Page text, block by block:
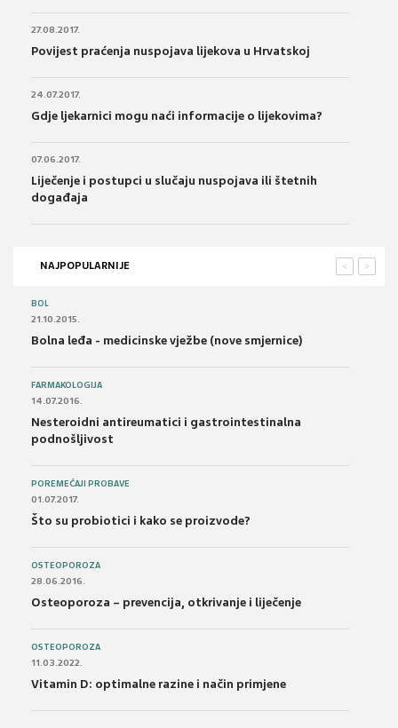
27.08.2017.
Povijest praćenja nuspojava lijekova u Hrvatskoj
24.07.2017.
Gdje ljekarnici mogu naći informacije o lijekovima?
07.06.2017.
Liječenje i postupci u slučaju nuspojava ili štetnih
događaja
NAJPOPULARNIJE >
<
BOL
21.10.2015.
Bolna leđa - medicinske vježbe (nove smjernice)
FARMAKOLOGIJA
14.07.2016.
Nesteroidni antireumatici i gastrointestinalna
podnošljivost
POREMEĆAJI PROBAVE
01.07.2017.
Što su probiotici i kako se proizvode?
OSTEOPOROZA
28.06.2016.
Osteoporoza – prevencija, otkrivanje i liječenje
OSTEOPOROZA
11.03.2022.
Vitamin D: optimalne razine i način primjene